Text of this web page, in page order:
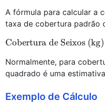
A fórmula para calcular a
taxa de cobertura padrão
Cobertura de Seixos (kg)
Normalmente, para
quadrado é uma
Exemplo de Cálculo